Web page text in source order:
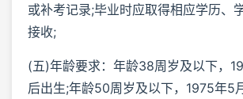
或补考记录;毕业时应取得相应学历、
接收;
(五)年龄要求：年龄38周岁及以下，
后出生;年龄50周岁及以下，1975年5